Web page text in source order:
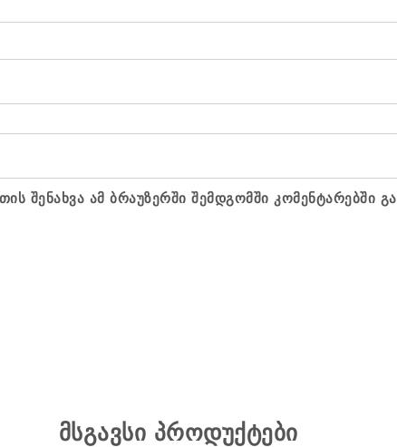
შენახვა ამ ბრაუზერში შემდგომში კომენტარებში
მსგავსი პროდუქტები